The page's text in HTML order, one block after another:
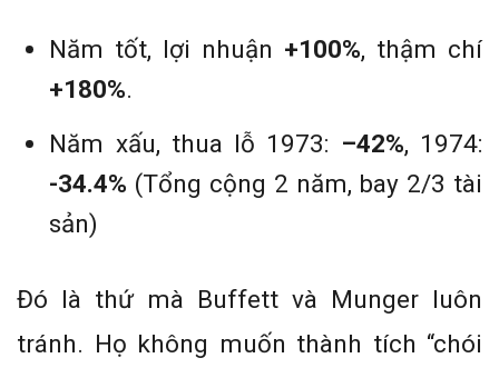
Năm tốt, lợi nhuận +100%, thậm chí
+180%.
Năm xấu, thua lỗ 1973: –42%, 1974:
-34.4% (Tổng cộng 2 năm, bay 2/3 tài
sản)
Đó là thứ mà Buffett và Munger luôn
tránh. Họ không muốn thành tích “chói